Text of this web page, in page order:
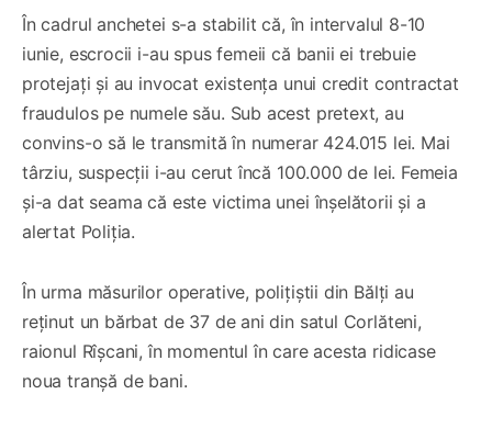
În cadrul anchetei s-a stabilit că, în intervalul 8-10
iunie, escrocii i-au spus femeii că banii ei trebuie
protejați și au invocat existența unui credit contractat
fraudulos pe numele său. Sub acest pretext, au
convins-o să le transmită în numerar 424.015 lei. Mai
târziu, suspecții i-au cerut încă 100.000 de lei. Femeia
și-a dat seama că este victima unei înșelătorii și a
alertat Poliția.
În urma măsurilor operative, polițiștii din Bălți au
reținut un bărbat de 37 de ani din satul Corlăteni,
raionul Rîșcani, în momentul în care acesta ridicase
noua tranșă de bani.